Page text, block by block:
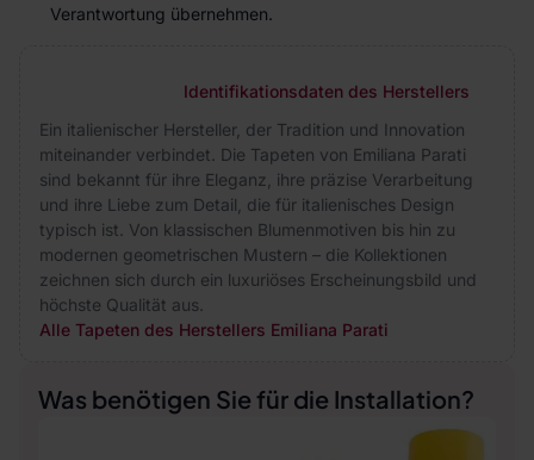
Verantwortung übernehmen.
Identifikationsdaten des Herstellers
Ein italienischer Hersteller, der Tradition und Innovation
miteinander verbindet. Die Tapeten von Emiliana Parati
sind bekannt für ihre Eleganz, ihre präzise Verarbeitung
und ihre Liebe zum Detail, die für italienisches Design
typisch ist. Von klassischen Blumenmotiven bis hin zu
modernen geometrischen Mustern – die Kollektionen
zeichnen sich durch ein luxuriöses Erscheinungsbild und
höchste Qualität aus.
Alle Tapeten des Herstellers Emiliana Parati
Was benötigen Sie für die Installation?